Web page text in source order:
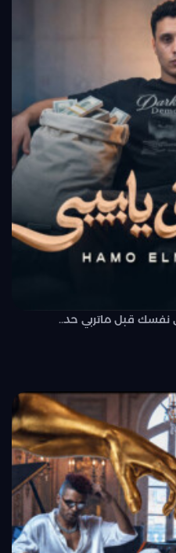
نفسك قبل ماتربي حد..